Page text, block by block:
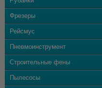
Фрезеры
Рейсмус
Пневмоинструмент
Строительные фены
Пылесосы